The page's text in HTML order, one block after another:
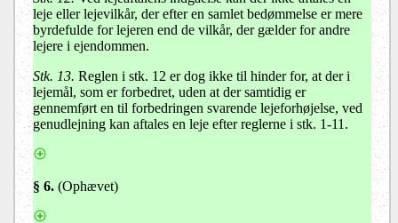
leje eller lejevilkår, der efter en samlet bedømmelse er mere
byrdefulde for lejeren end de vilkår, der gælder for andre
lejere i ejendommen.
Stk. 13. Reglen i stk. 12 er dog ikke til hinder for, at der i
lejemål, som er forbedret, uden at der samtidig er
gennemført en til forbedringen svarende lejeforhøjelse, ved
genudlejning kan aftales en leje efter reglerne i stk. 1-11.
§ 6. (Ophævet)